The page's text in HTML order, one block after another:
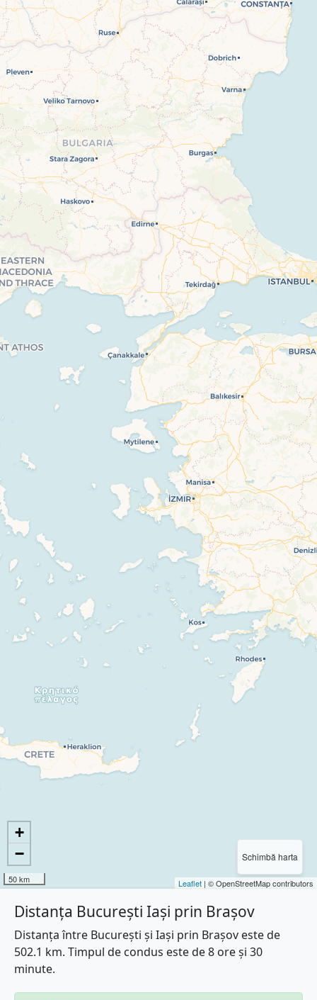
Schimbă harta
+
−
50 km Leaflet | © OpenStreetMap contributors
Distanța București Iași prin Brașov
Distanța între București și Iași prin Brașov este de
502.1 km. Timpul de condus este de 8 ore și 30
minute.